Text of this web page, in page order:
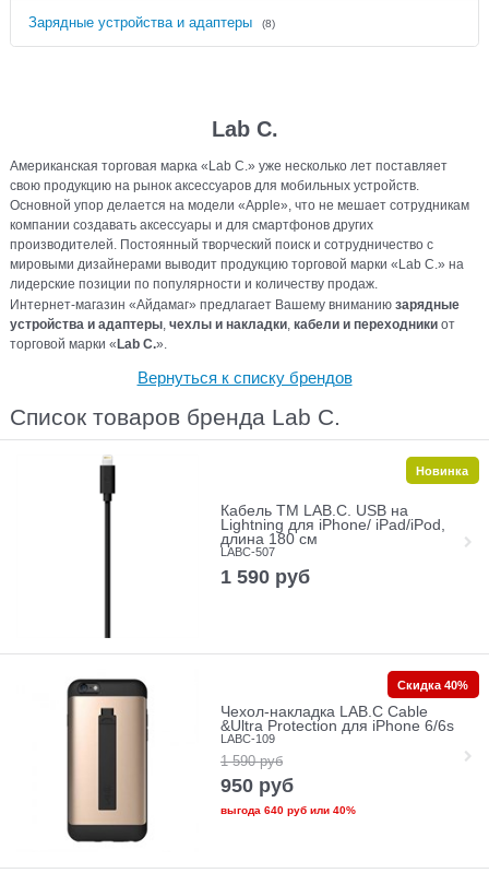
Зарядные устройства и адаптеры (8)
Lab C.
Американская торговая марка «Lab C.» уже несколько лет поставляет
свою продукцию на рынок аксессуаров для мобильных устройств.
Основной упор делается на модели «Apple», что не мешает сотрудникам
компании создавать аксессуары и для смартфонов других
производителей. Постоянный творческий поиск и сотрудничество с
мировыми дизайнерами выводит продукцию торговой марки «Lab C.» на
лидерские позиции по популярности и количеству продаж.
Интернет-магазин «Айдамаг» предлагает Вашему вниманиюзарядные
устройства и адаптеры,чехлы и накладки,кабели и переходники от
торговой марки « Lab C.».
Вернуться к списку брендов
Список товаров бренда Lab C.
Кабель ТМ LAB.C. USB на
Lightning для iPhone/ iPad/iPod,
длина 180 см
LABC-507
1 590 руб
Новинка
Чехол-накладка LAB.C Cable
&Ultra Protection для iPhone 6/6s
LABC-109
1 590 руб
950 руб
выгода 640 рубили 40%
Скидка 40%